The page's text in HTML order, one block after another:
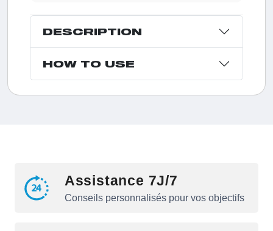
DESCRIPTION
HOW TO USE
Assistance 7J/7
Conseils personnalisés pour vos objectifs